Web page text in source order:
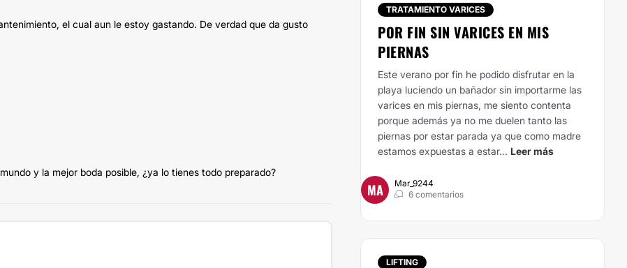
el cual aun le estoy gastando. De verdad que da gusto
y la mejor boda posible, ¿ya lo tienes todo preparado?
TRATAMIENTO VARICES
POR FIN SIN VARICES EN MIS
PIERNAS
Este verano por fin he podido disfrutar en la
playa luciendo un bañador sin importarme las
varices en mis piernas, me siento contenta
porque además ya no me duelen tanto las
piernas por estar parada ya que como madre
estamos expuestas a estar... Leer más
MA
Mar_9244
6 comentarios
LIFTING